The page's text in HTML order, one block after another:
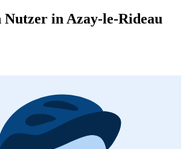
Nutzer in Azay-le-Rideau